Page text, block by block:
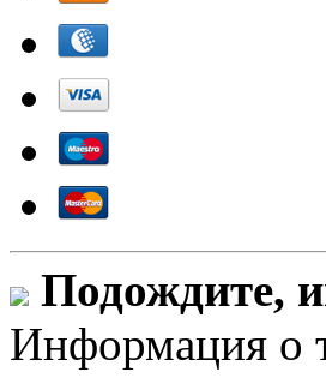
Подождите,
Информация о